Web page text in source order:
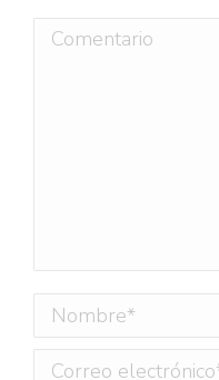
Comentario
Nombre *
Correo electrónico *